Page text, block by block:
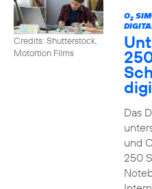
Credits: Shutterstock,
Motortion Films
O2
Das
und
250